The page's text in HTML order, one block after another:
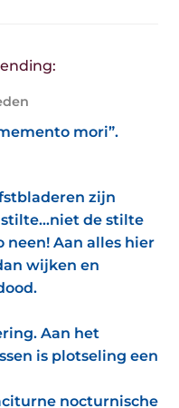
mori”.
zijn
de stilte
neen! Aan alles hier
wijken en
Aan het
is plotseling een
nocturnische